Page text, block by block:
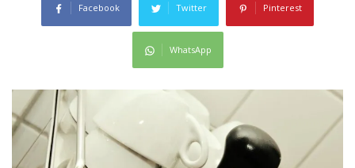
Facebook Twitter Pinterest
WhatsApp